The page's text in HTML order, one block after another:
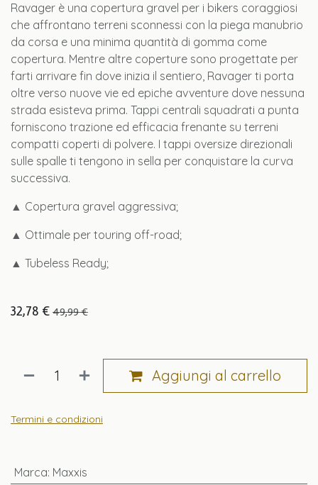
Ravager è una copertura gravel per i bikers coraggiosi
che affrontano terreni sconnessi con la piega manubrio
da corsa e una minima quantità di gomma come
copertura. Mentre altre coperture sono progettate per
farti arrivare fin dove inizia il sentiero, Ravager ti porta
oltre verso nuove vie ed epiche avventure dove nessuna
strada esisteva prima. Tappi centrali squadrati a punta
forniscono trazione ed efficacia frenante su terreni
compatti coperti di polvere. I tappi oversize direzionali
sulle spalle ti tengono in sella per conquistare la curva
successiva.
▲ Copertura gravel aggressiva;
▲ Ottimale per touring off-road;
▲ Tubeless Ready;
32,78 € 49,99€
Aggiungi al carrello
Termini e condizioni
Marca: Maxxis